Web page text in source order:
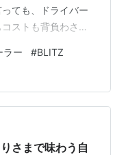
ても、ドライバー
ストも背負わされ
とか減りませんよ
楽しめる様な車の
車も、電子制御ばか
電子制御の介入
れるとイラッとし
し、昔み…
ラー #BLITZ
さまで味わう自